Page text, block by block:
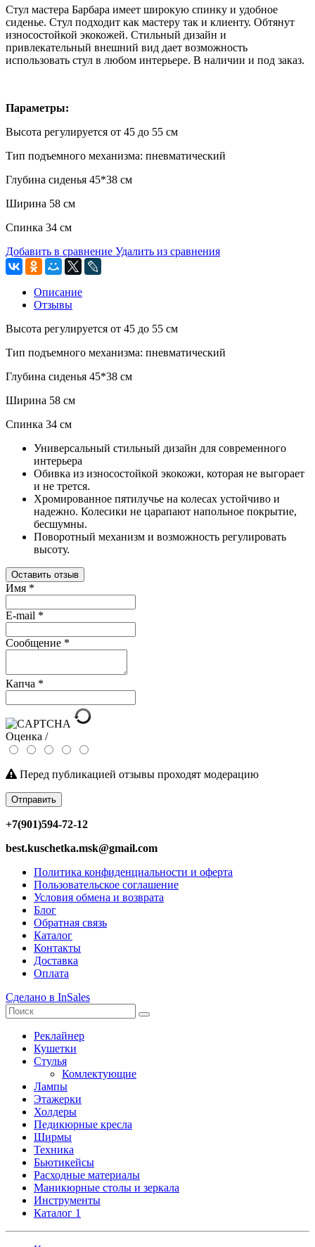
Стул мастера Барбара имеет широкую спинку и удобное
сиденье. Стул подходит как мастеру так и клиенту. Обтянут
износостойкой экокожей. Стильный дизайн и
привлекательный внешний вид дает возможность
использовать стул в любом интерьере. В наличии и под заказ.
Параметры:
Высота регулируется от 45 до 55 см
Тип подъемного механизма: пневматический
Глубина сиденья 45*38 см
Ширина 58 см
Спинка 34 см
Добавить в сравнение Удалить из сравнения
Описание
Отзывы
Высота регулируется от 45 до 55 см
Тип подъемного механизма: пневматический
Глубина сиденья 45*38 см
Ширина 58 см
Спинка 34 см
Универсальный стильный дизайн для современного
интерьера
Обивка из износостойкой экокожи, которая не выгорает
и не трется.
Хромированное пятилучье на колесах устойчиво и
надежно. Колесики не царапают напольное покрытие,
бесшумны.
Поворотный механизм и возможность регулировать
высоту.
Оставить отзыв
Имя *
E-mail *
Сообщение *
Капча *
Оценка /
Перед публикацией отзывы проходят модерацию
Отправить
+7(901)594-72-12
best.kuschetka.msk@gmail.com
Политика конфиденциальности и оферта
Пользовательское соглашение
Условия обмена и возврата
Блог
Обратная связь
Каталог
Контакты
Доставка
Оплата
Сделано в InSales
Реклайнер
Кушетки
Стулья
Комлектующие
Лампы
Этажерки
Холдеры
Педикюрные кресла
Ширмы
Техника
Бьютикейсы
Расходные материалы
Маникюрные столы и зеркала
Инструменты
Каталог 1